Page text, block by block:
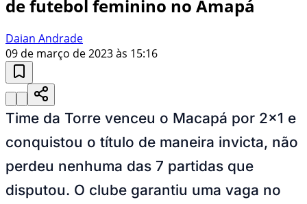
de futebol feminino no Amapá
Daian Andrade
09 de março de 2023 às 15:16
Time da Torre venceu o Macapá por 2x1 e
conquistou o título de maneira invicta, não
perdeu nenhuma das 7 partidas que
disputou. O clube garantiu uma vaga no